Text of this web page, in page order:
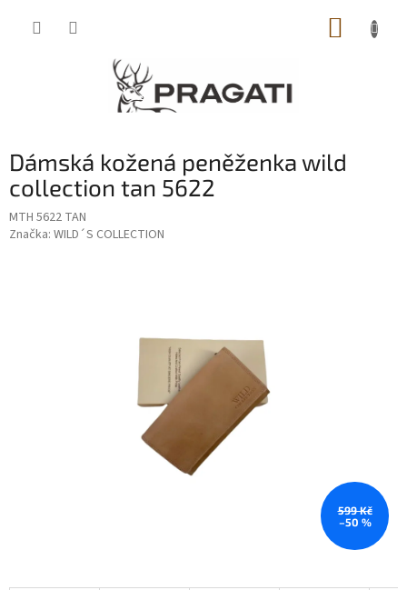
Dámská kožená peněženka wild
collection tan 5622
MTH 5622 TAN
Značka: WILD´S COLLECTION
599 Kč
–50 %